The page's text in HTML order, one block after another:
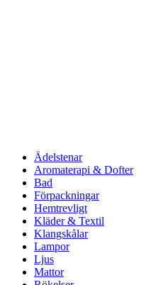
Ädelstenar
Aromaterapi & Dofter
Bad
Förpackningar
Hemtrevligt
Kläder & Textil
Klangskålar
Lampor
Ljus
Mattor